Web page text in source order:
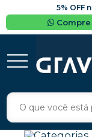
5% OFF